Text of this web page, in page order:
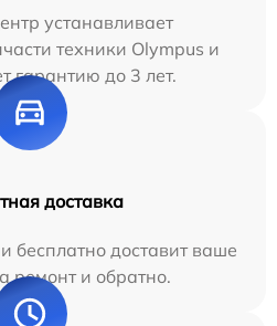
устанавливает
техники Olympus и
гарантию до 3 лет.
доставка
бесплатно доставит ваше
ремонт и обратно.